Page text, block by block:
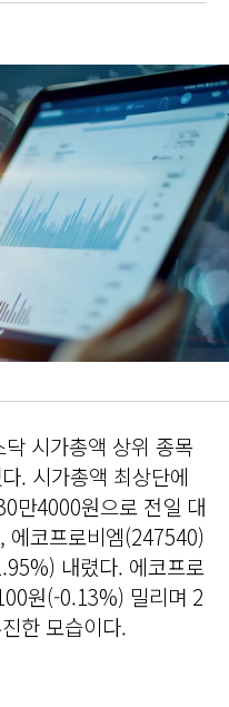
시가총액 상위 종목
. 시가총액 최상단에
만4000원으로 전일 대
에코프로비엠(247540)
내렸다. 에코프로
원(-0.13%) 밀리며 2
한 모습이다.